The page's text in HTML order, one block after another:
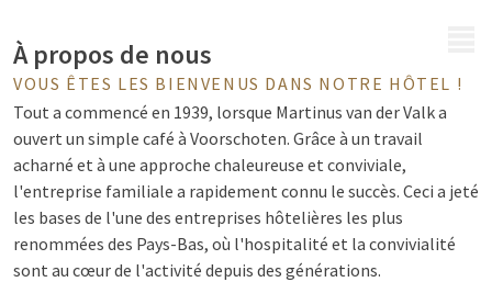
À propos de nous
VOUS ÊTES LES BIENVENUS DANS NOTRE HÔTEL !
Tout a commencé en 1939, lorsque Martinus van der Valk a
ouvert un simple café à Voorschoten. Grâce à un travail
acharné et à une approche chaleureuse et conviviale,
l'entreprise familiale a rapidement connu le succès. Ceci a jeté
les bases de l'une des entreprises hôtelières les plus
renommées des Pays-Bas, où l'hospitalité et la convivialité
sont au cœur de l'activité depuis des générations.